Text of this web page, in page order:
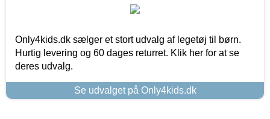
Only4kids.dk sælger et stort udvalg af legetøj til børn.
Hurtig levering og 60 dages returret. Klik her for at se
deres udvalg.
Se udvalget på Only4kids.dk